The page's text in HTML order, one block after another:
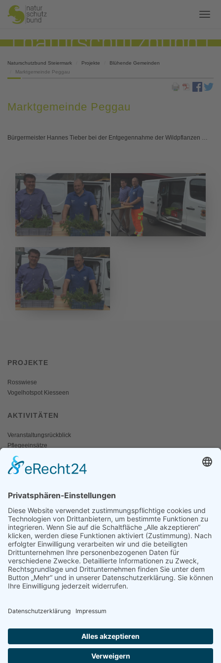
Naturschutzbund Steiermark Projekte
Blühende Gemeinden
Marktgemeinde Peggau
Marktgemeinde Peggau
Bürgermeister Hannes Tieber bei der Entgegennahme der Wildpflanzen …
PROJEKTE
Rosswiese
Vogelhotspot Kiesseen
AKTIVITÄTEN
Veranstaltungsrückblick
Pflegeeinsätze
AKTIV WERDEN
Mitgliedschaft
Spenden
SERVICE
Shop
Naturschutzbrief
News
Presse
Landesgruppenteam